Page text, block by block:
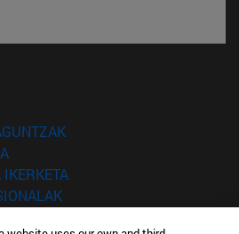
leiho batean irekiko da)
(Beste leiho batean irekiko
(Beste leiho batean irekiko da)
(Beste leiho batean irekiko
(Beste leiho batean irekiko